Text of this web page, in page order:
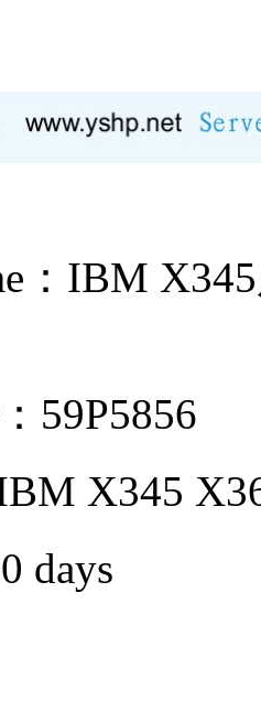
：IBM
59P5856
X345
days